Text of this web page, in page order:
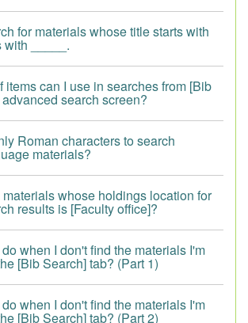
for materials whose title starts with
with _____.
items can I use in searches from [Bib
search screen?
Roman characters to search
materials?
whose holdings location for
results is [Faculty office]?
when I don't find the materials I'm
[Bib Search] tab? (Part 1)
when I don't find the materials I'm
[Bib Search] tab? (Part 2)